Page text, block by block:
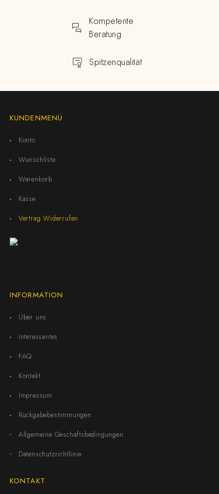
Kompetente
Beratung
Spitzenqualität
KUNDENMENÜ
Konto
Wunschliste
Warenkorb
Kasse
Vertrag Widerrufen
INFORMATION
Über uns
Interessantes
FAQ
Kontakt
Impressum
Rückgabebestimmungen
Allgemeine Geschäftsbedingungen
Datenschutzrichtlinie
KONTAKT